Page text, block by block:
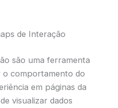
de Interação
são uma ferramenta
o comportamento do
em páginas da
visualizar dados